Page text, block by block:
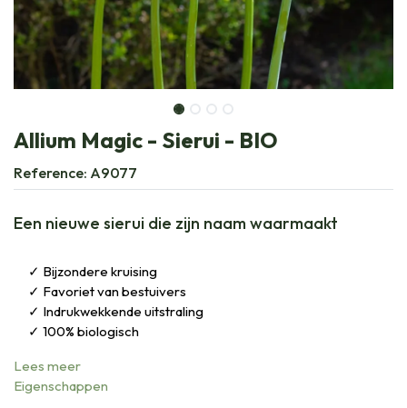
Allium Magic - Sierui - BIO
Reference: A9077
Een nieuwe sierui die zijn naam waarmaakt
Bijzondere kruising
Favoriet van bestuivers
Indrukwekkende uitstraling
100% biologisch
Lees meer
Eigenschappen